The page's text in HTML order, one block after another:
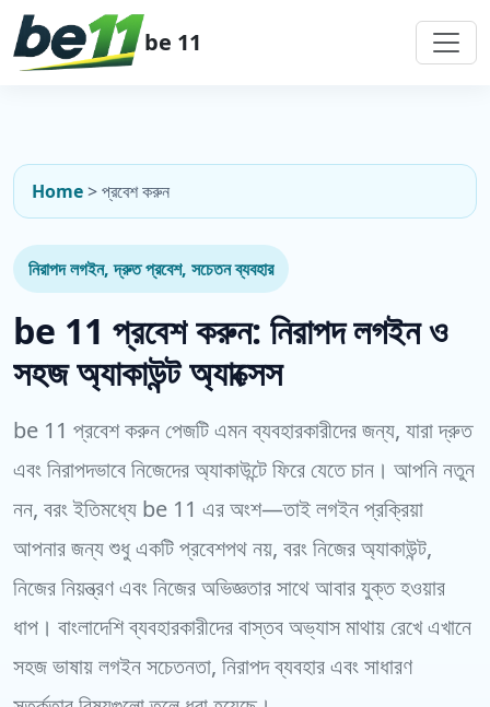
be 11
Home>প্রবেশ করুন
নিরাপদ লগইন, দ্রুত প্রবেশ, সচেতন ব্যবহার
be 11 প্রবেশ করুন: নিরাপদ লগইন ও
সহজ অ্যাকাউন্ট অ্যাক্সেস
be 11 প্রবেশ করুন পেজটি এমন ব্যবহারকারীদের জন্য, যারা দ্রুত
এবং নিরাপদভাবে নিজেদের অ্যাকাউন্টে ফিরে যেতে চান। আপনি নতুন
নন, বরং ইতিমধ্যে be 11 এর অংশ—তাই লগইন প্রক্রিয়া
আপনার জন্য শুধু একটি প্রবেশপথ নয়, বরং নিজের অ্যাকাউন্ট,
নিজের নিয়ন্ত্রণ এবং নিজের অভিজ্ঞতার সাথে আবার যুক্ত হওয়ার
ধাপ। বাংলাদেশি ব্যবহারকারীদের বাস্তব অভ্যাস মাথায় রেখে এখানে
সহজ ভাষায় লগইন সচেতনতা, নিরাপদ ব্যবহার এবং সাধারণ